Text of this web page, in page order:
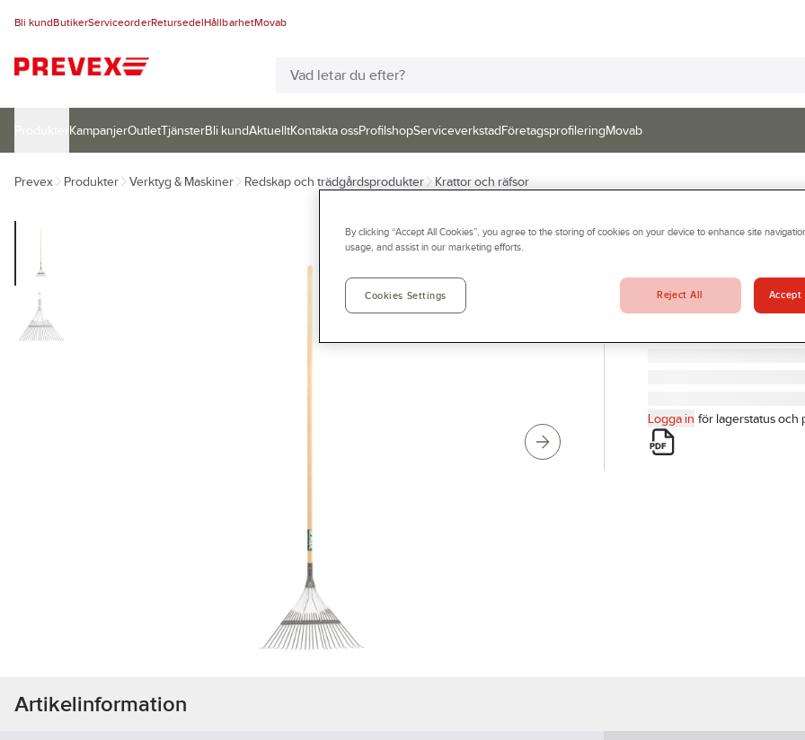
Bli kundButikerServiceorderRetursedelHållbarhetMovab
KampanjerOutletTjänsterBli kundAktuelltKontakta ossProfilshopServiceverkstadFöretagsprofileringMovab
Prevex Produkter Verktyg & Maskiner Redskap och trädgårdsprodukter Krattor och räfsor
IRONSIDE
Lövräfsa
LÖVRÄFSA 22 FLATA
Artikelnr: 895870
Logga in för lagerstatus och
Artikelinformation
By clicking “Accept All Cookies”, you agree to the storing of cookies on your device to enhance site
usage, and assist in our marketing efforts.
Cookies Settings Reject All Accept